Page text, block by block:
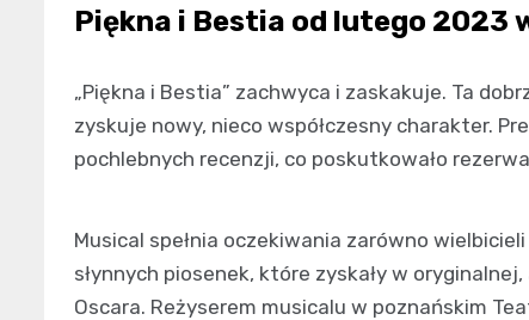
Piękna i Bestia od lutego 2023
„Piękna i Bestia” zachwyca i zaskakuje. Ta
zyskuje nowy, nieco współczesny charakter.
pochlebnych recenzji, co poskutkowało
Musical spełnia oczekiwania zarówno
słynnych piosenek, które zyskały w
Oscara. Reżyserem musicalu w poznańskim